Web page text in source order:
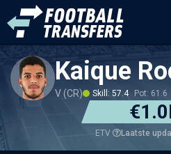
Kaique
V (CR) Skill: 57.4 Pot: 61.6
ETV Laatste